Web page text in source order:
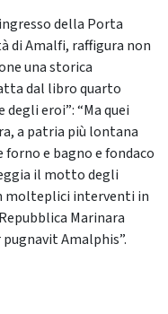
della Porta
di Amalfi, raffigura non
una storica
dal libro quarto
eroi”: “Ma quei
a patria più lontana
forno e bagno e fondaco
il motto degli
molteplici interventi in
Marinara
Amalphis”.